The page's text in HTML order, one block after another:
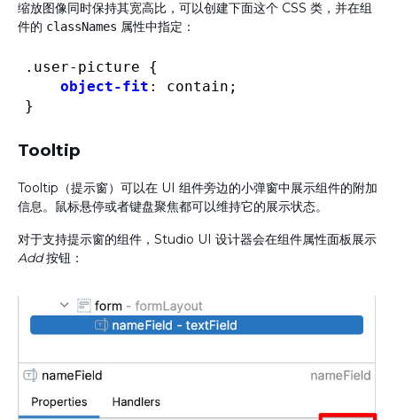
缩放图像同时保持其宽高比，可以创建下面这个 CSS 类，并在组
件的 classNames 属性中指定：
.user-picture
{
object-fit : contain
}
Tooltip
Tooltip（提示窗）可以在 UI 组件旁边的小弹窗中展示组件的附加
信息。鼠标悬停或者键盘聚焦都可以维持它的展示状态。
对于支持提示窗的组件，Studio UI 设计器会在组件属性面板展示
Add按钮：